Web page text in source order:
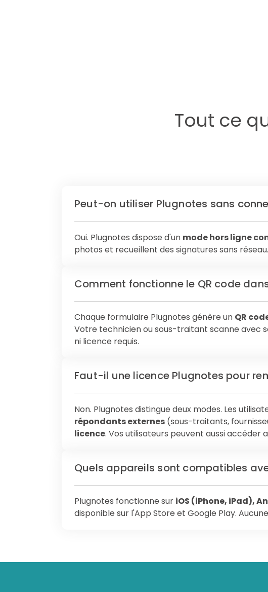
Tout ce
Peut-on utiliser Plugnotes sans
Oui. Plugnotes dispose d'un mode hors ligne
photos et recueillent des signatures sans
Comment fonctionne le QR code
Chaque formulaire Plugnotes génère un QR
Votre technicien ou sous-traitant scanne avec
ni licence requis.
Faut-il une licence Plugnotes pour
Non. Plugnotes distingue deux modes. Les
répondants externes (sous-traitants,
licence. Vos utilisateurs peuvent aussi
Quels appareils sont compatibles
Plugnotes fonctionne sur iOS (iPhone, iPad),
disponible sur l'App Store et Google Play.